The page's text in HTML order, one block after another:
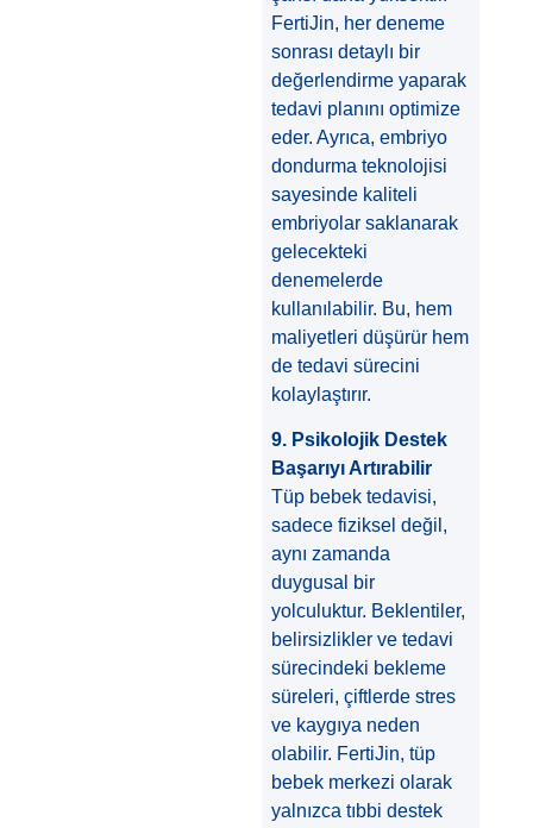
FertiJin, her deneme
sonrası detaylı bir
değerlendirme yaparak
tedavi planını optimize
eder. Ayrıca, embriyo
dondurma teknolojisi
sayesinde kaliteli
embriyolar saklanarak
gelecekteki
denemelerde
kullanılabilir. Bu, hem
maliyetleri düşürür hem
de tedavi sürecini
kolaylaştırır.
9. Psikolojik Destek
Başarıyı Artırabilir
Tüp bebek tedavisi,
sadece fiziksel değil,
aynı zamanda
duygusal bir
yolculuktur. Beklentiler,
belirsizlikler ve tedavi
sürecindeki bekleme
süreleri, çiftlerde stres
ve kaygıya neden
olabilir. FertiJin, tüp
bebek merkezi olarak
yalnızca tıbbi destek